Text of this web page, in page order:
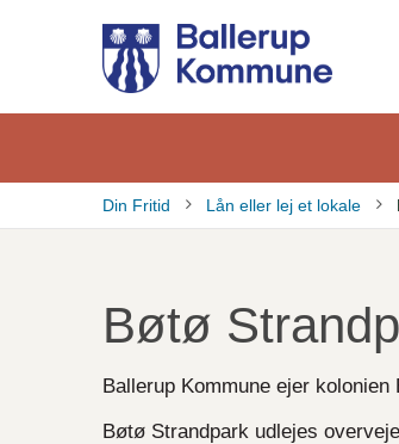
hovedindhold
Din Fritid Lån eller lej et lokale
Bøtø
Ballerup Kommune ejer kolonien
Bøtø Strandpark udlejes